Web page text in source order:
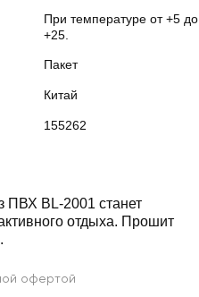
При температуре от +5 до
+25.
Пакет
Китай
155262
ПВХ BL-2001 станет
отдыха. Прошит
офертой